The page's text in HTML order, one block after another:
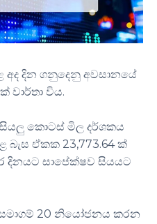
දින ගනුදෙනු අවසානයේ
වාර්තා විය.
කොටස් මිල දර්ශකය
බැස ඒකක 23,773.64 ක්
දිනයට සාපේක්ෂව සියයට
සමාගම් 20 නියෝජනය කරන